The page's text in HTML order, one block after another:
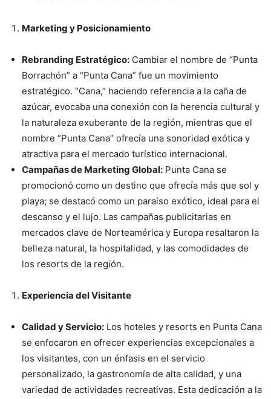
Marketing y Posicionamiento
Rebranding Estratégico: Cambiar el nombre de “Punta
Borrachón” a “Punta Cana” fue un movimiento
estratégico. “Cana,” haciendo referencia a la caña de
azúcar, evocaba una conexión con la herencia cultural y
la naturaleza exuberante de la región, mientras que el
nombre “Punta Cana” ofrecía una sonoridad exótica y
atractiva para el mercado turístico internacional.
Campañas de Marketing Global: Punta Cana se
promocionó como un destino que ofrecía más que sol y
playa; se destacó como un paraíso exótico, ideal para el
descanso y el lujo. Las campañas publicitarias en
mercados clave de Norteamérica y Europa resaltaron la
belleza natural, la hospitalidad, y las comodidades de
los resorts de la región.
Experiencia del Visitante
Calidad y Servicio: Los hoteles y resorts en Punta Cana
se enfocaron en ofrecer experiencias excepcionales a
los visitantes, con un énfasis en el servicio
personalizado, la gastronomía de alta calidad, y una
variedad de actividades recreativas. Esta dedicación a la